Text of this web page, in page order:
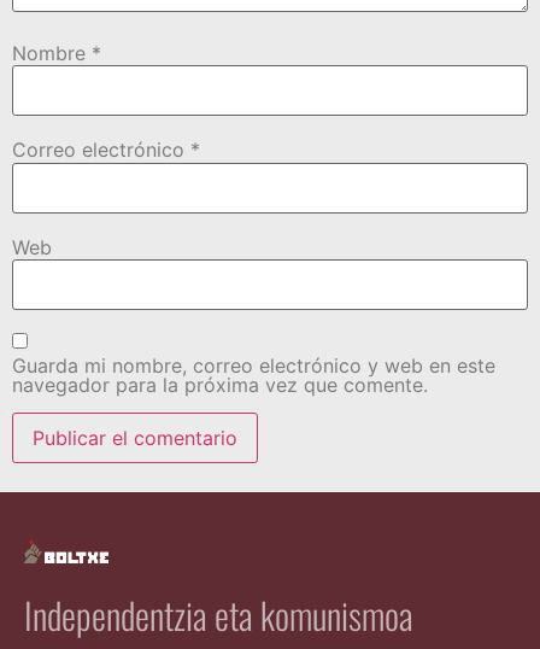
Nombre *
Correo electrónico *
Web
Guarda mi nombre, correo electrónico y web en este
navegador para la próxima vez que comente.
Independentzia eta komunismoa